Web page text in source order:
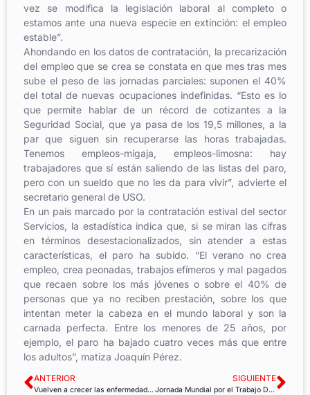
vez se modifica la legislación laboral al completo o
estamos ante una nueva especie en extinción: el empleo
estable”.
Ahondando en los datos de contratación, la precarización
del empleo que se crea se constata en que mes tras mes
sube el peso de las jornadas parciales: suponen el 40%
del total de nuevas ocupaciones indefinidas. “Esto es lo
que permite hablar de un récord de cotizantes a la
Seguridad Social, que ya pasa de los 19,5 millones, a la
par que siguen sin recuperarse las horas trabajadas.
Tenemos empleos-migaja, empleos-limosna: hay
trabajadores que sí están saliendo de las listas del paro,
pero con un sueldo que no les da para vivir”, advierte el
secretario general de USO.
En un país marcado por la contratación estival del sector
Servicios, la estadística indica que, si se miran las cifras
en términos desestacionalizados, sin atender a estas
características, el paro ha subido. “El verano no crea
empleo, crea peonadas, trabajos efímeros y mal pagados
que recaen sobre los más jóvenes o sobre el 40% de
personas que ya no reciben prestación, sobre los que
intentan meter la cabeza en el mundo laboral y son la
carnada perfecta. Entre los menores de 25 años, por
ejemplo, el paro ha bajado cuatro veces más que entre
los adultos”, matiza Joaquín Pérez.
ANTERIOR
Vuelven a crecer las enfermedades profesionales declaradas, con un mayo de récord negativo
SIGUIENTE
Jornada Mundial por el Trabajo Decente – invertir en la economía del cuidado